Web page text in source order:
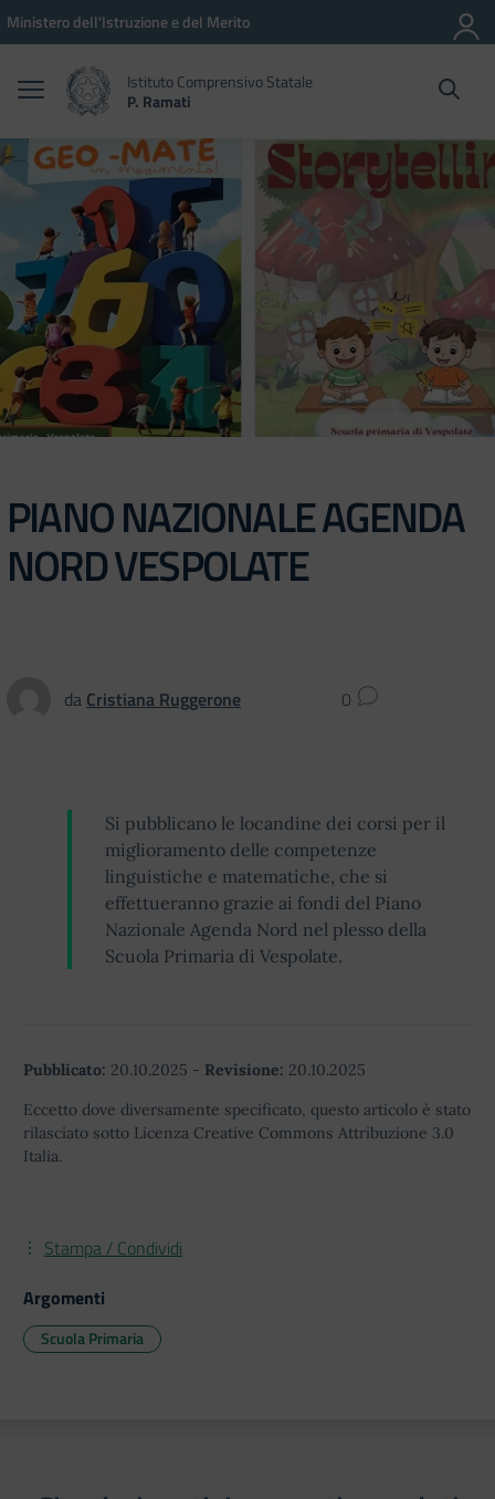
Vai ai contenuti
Vai al menu di navigazione
Vai al footer
Ministero dell'Istruzione e del Merito
Istituto Comprensivo Statale
P. Ramati
PIANO NAZIONALE AGENDA
NORD VESPOLATE
da Cristiana Ruggerone 0
Si pubblicano le locandine dei corsi per il
miglioramento delle competenze
linguistiche e matematiche, che si
effettueranno grazie ai fondi del Piano
Nazionale Agenda Nord nel plesso della
Scuola Primaria di Vespolate.
Pubblicato: 20.10.2025 - Revisione: 20.10.2025
Eccetto dove diversamente specificato, questo articolo è stato
rilasciato sotto Licenza Creative Commons Attribuzione 3.0
Italia.
Stampa / Condividi
Argomenti
Scuola Primaria